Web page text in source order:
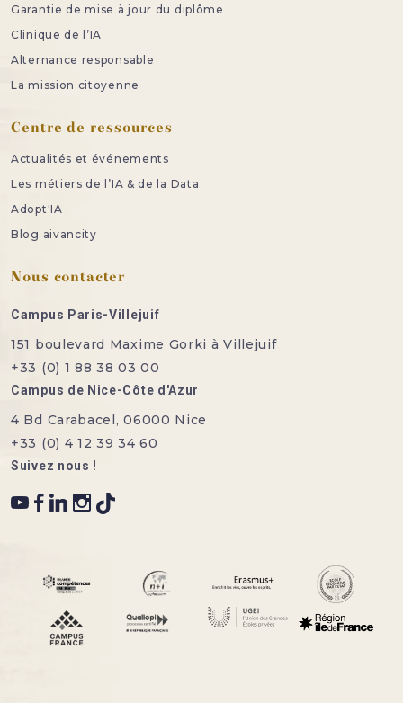
Garantie de mise à jour du diplôme
Clinique de l’IA
Alternance responsable
La mission citoyenne
Centre de ressources
Actualités et événements
Les métiers de l’IA & de la Data
Adopt'IA
Blog aivancity
Nous contacter
Campus Paris-Villejuif
151 boulevard Maxime Gorki à Villejuif
+33 (0) 1 88 38 03 00
Campus de Nice-Côte d'Azur
4 Bd Carabacel, 06000 Nice
+33 (0) 4 12 39 34 60
Suivez nous !